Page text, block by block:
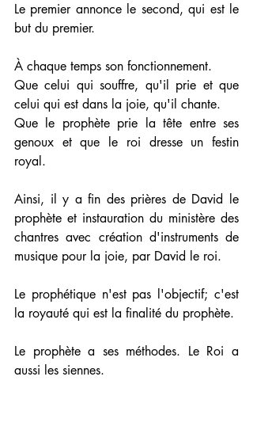
Le premier annonce le second, qui est le
but du premier.
À chaque temps son fonctionnement.
Que celui qui souffre, qu'il prie et que
celui qui est dans la joie, qu'il chante.
Que le prophète prie la tête entre ses
genoux et que le roi dresse un festin
royal.
Ainsi, il y a fin des prières de David le
prophète et instauration du ministère des
chantres avec création d'instruments de
musique pour la joie, par David le roi.
Le prophétique n'est pas l'objectif; c'est
la royauté qui est la finalité du prophète.
Le prophète a ses méthodes. Le Roi a
aussi les siennes.